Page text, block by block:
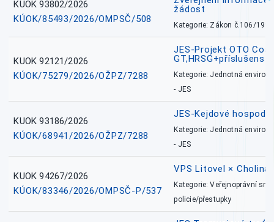
KUOK 93802/2026
KÚOK/85493/2026/OMPSČ/508
žádost
Kategorie: Zákon č.106/1999
KUOK 92121/2026
KÚOK/75279/2026/OŽPZ/7288
JES-Projekt OTO
Kategorie: Jednotná
- JES
KUOK 93186/2026
KÚOK/68941/2026/OŽPZ/7288
JES-Kejdové
Kategorie: Jednotná
- JES
KUOK 94267/2026
KÚOK/83346/2026/OMPSČ-P/537
VPS Litovel ×
Kategorie: Veřejnoprávní
policie/přestupky